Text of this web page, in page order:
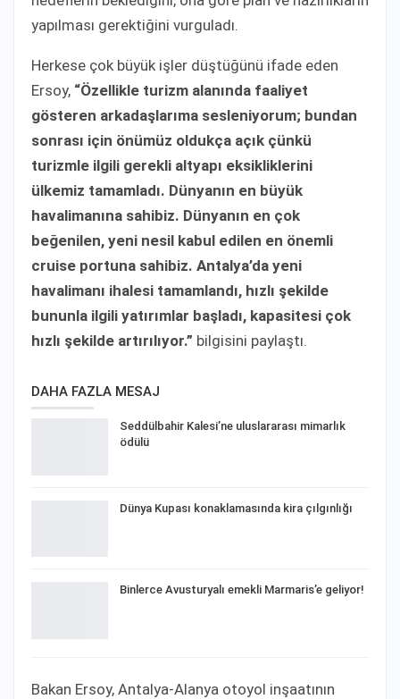
yapılması gerektiğini vurguladı.
Herkese çok büyük işler düştüğünü ifade eden
Ersoy, “Özellikle turizm alanında faaliyet
gösteren arkadaşlarıma sesleniyorum; bundan
sonrası için önümüz oldukça açık çünkü
turizmle ilgili gerekli altyapı eksikliklerini
ülkemiz tamamladı. Dünyanın en büyük
havalimanına sahibiz. Dünyanın en çok
beğenilen, yeni nesil kabul edilen en önemli
cruise portuna sahibiz. Antalya’da yeni
havalimanı ihalesi tamamlandı, hızlı şekilde
bununla ilgili yatırımlar başladı, kapasitesi çok
hızlı şekilde artırılıyor.” bilgisini paylaştı.
DAHA FAZLA MESAJ
Seddülbahir Kalesi’ne uluslararası mimarlık
ödülü
Dünya Kupası konaklamasında kira çılgınlığı
Binlerce Avusturyalı emekli Marmaris’e geliyor!
Bakan Ersoy, Antalya-Alanya otoyol inşaatının